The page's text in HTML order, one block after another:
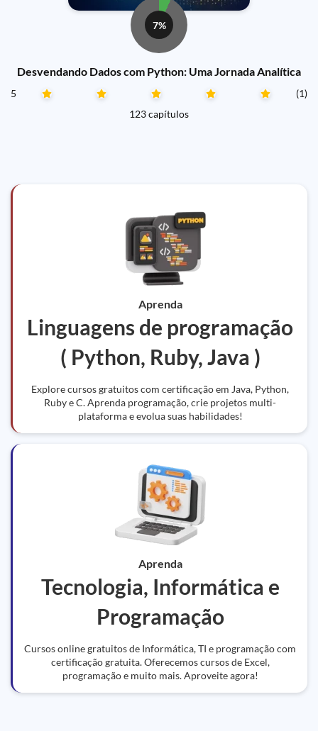
7%
Desvendando Dados com Python: Uma Jornada Analítica
5
(1)
123 capítulos
Aprenda
Linguagens de programação
( Python, Ruby, Java )
Explore cursos gratuitos com certificação em Java, Python,
Ruby e C. Aprenda programação, crie projetos multi-
plataforma e evolua suas habilidades!
Aprenda
Tecnologia, Informática e
Programação
Cursos online gratuitos de Informática, TI e programação com
certificação gratuita. Oferecemos cursos de Excel,
programação e muito mais. Aproveite agora!